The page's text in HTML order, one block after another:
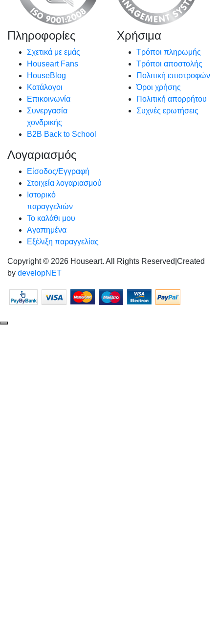
Πληροφορίες
Σχετικά με εμάς
Houseart Fans
HouseBlog
Κατάλογοι
Επικοινωνία
Συνεργασία
χονδρικής
B2B Back to School
Χρήσιμα
Τρόποι πληρωμής
Τρόποι αποστολής
Πολιτική επιστροφών
Όροι χρήσης
Πολιτική απορρήτου
Συχνές ερωτήσεις
Λογαριασμός
Είσοδος/Εγγραφή
Στοιχεία λογαριασμού
Ιστορικό
παραγγελιών
Το καλάθι μου
Αγαπημένα
Εξέλιξη παραγγελίας
Copyright © 2026 Houseart. All Rights Reserved Created
by developNET